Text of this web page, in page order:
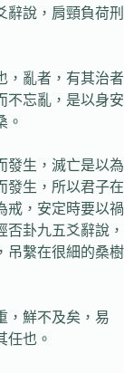
辭說，肩頸負荷刑
，亂者，有其治者
不忘亂，是以身安
。
發生，滅亡是以為
發生，所以君子在
戒，安定時要以禍
卦九五爻辭說，
吊繫在很細的桑樹
，鮮不及矣，易
任也。